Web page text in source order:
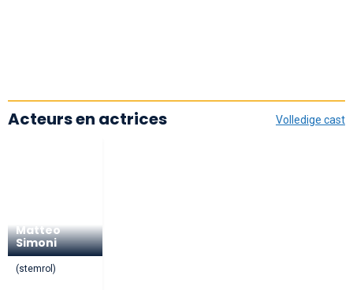
Volledige cast
Acteurs en actrices
Matteo
Simoni
(stemrol)